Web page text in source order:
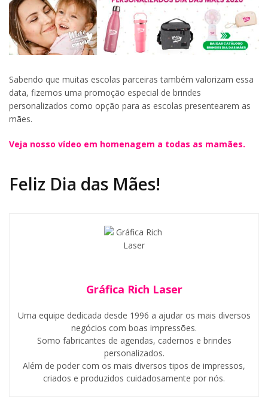
Sabendo que muitas escolas parceiras também valorizam essa
data, fizemos uma promoção especial de brindes
personalizados como opção para as escolas presentearem as
mães.
Veja nosso vídeo em homenagem a todas as mamães.
Feliz Dia das Mães!
Gráfica Rich Laser
Uma equipe dedicada desde 1996 a ajudar os mais diversos
negócios com boas impressões.
Somo fabricantes de agendas, cadernos e brindes
personalizados.
Além de poder com os mais diversos tipos de impressos,
criados e produzidos cuidadosamente por nós.